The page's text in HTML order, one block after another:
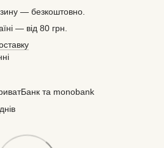
— безкоштовно.
— від 80 грн.
та monobank